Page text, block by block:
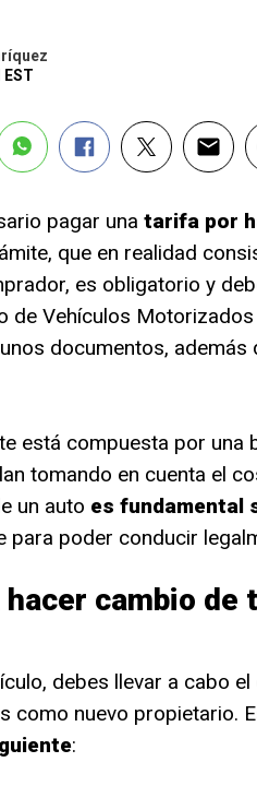
EST
pagar una tarifa por
que en realidad
es obligatorio y
de Vehículos
documentos,
está compuesta por una
tomando en cuenta el
un auto es fundamental
para poder conducir
cambio de
debes llevar a cabo
como nuevo propietario.
: